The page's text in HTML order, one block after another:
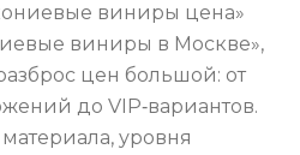
виниры цена»
виниры в Москве»,
цен большой: от
до VIP‑вариантов.
уровня